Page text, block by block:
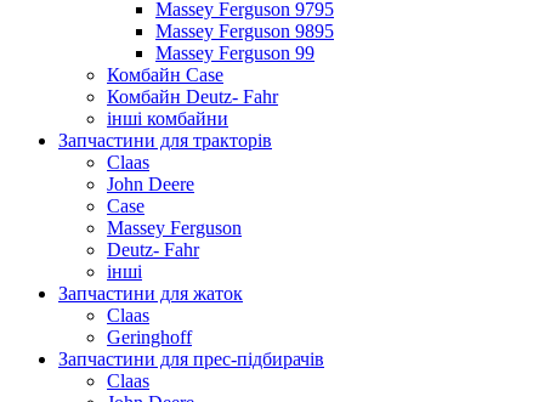
Massey Ferguson 9795
Massey Ferguson 9895
Massey Ferguson 99
Комбайн Case
Комбайн Deutz- Fahr
інші комбайни
Запчастини для тракторів
Claas
John Deere
Case
Massey Ferguson
Deutz- Fahr
інші
Запчастини для жаток
Claas
Geringhoff
Запчастини для прес-підбирачів
Claas